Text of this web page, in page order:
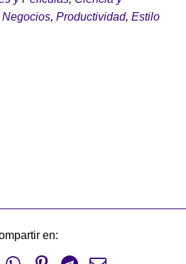
Negocios, Productividad, Estilo
en: